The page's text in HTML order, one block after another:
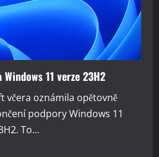
11 verze 23H2
včera oznámila opětovně
podpory Windows 11
To...